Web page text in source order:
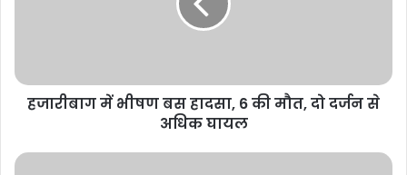
हजारीबाग में भीषण बस हादसा, 6 की मौत, दो दर्जन से
अधिक घायल